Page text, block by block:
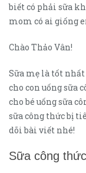
biết có phải sữa
mom có ai giống
Chào Thảo Vân!
Sữa mẹ là tốt
cho con uống sữa
cho bé uống sữa
sữa công thức bị
dõi bài viết nhé!
Sữa công